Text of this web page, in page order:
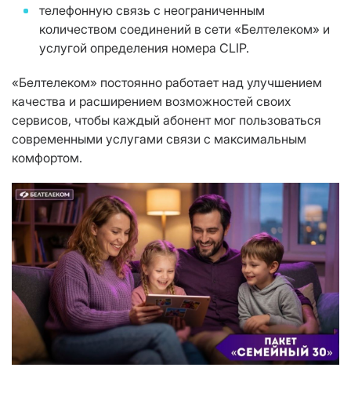
телефонную связь с неограниченным
количеством соединений в сети «Белтелеком» и
услугой определения номера CLIP.
«Белтелеком» постоянно работает над улучшением
качества и расширением возможностей своих
сервисов, чтобы каждый абонент мог пользоваться
современными услугами связи с максимальным
комфортом.